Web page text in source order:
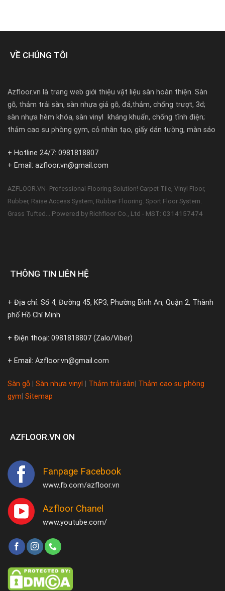
VỀ CHÚNG TÔI
Azfloor.vn là trang web giới thiệu vật liệu sàn hoàn thiện. Sàn
gỗ, thảm trải sàn, sàn nhựa giả gỗ, đá,thảm, chống trượt, 3d;
sàn nhựa hèm khóa, sàn vinyl kháng khuẩn, chống tĩnh điện;
thảm cao su phòng gym, cỏ nhân tạo, giấy dán tường, màn sáo
+ Hotline 24/7: 0981818807
+ Email: azfloor.vn@gmail.com
AZFLOOR.VN- Professional Flooring Solution! Carpet Tile, Vinyl Floor,
Rubber, Raise Access System, Rubber Flooring. Sport Floor System.
Grass Tufted... Powered by Richfloor Co., Ltd - MST: 0314157474
THÔNG TIN LIÊN HỆ
+ Địa chỉ: Số 4, Đường 45, KP3, Phường Bình An, Quận 2, Thành
phố Hồ Chí Minh
+ Điện thoại: 0981818807 (Zalo/Viber)
+ Email: Azfloor.vn@gmail.com
Sàn gỗ Sàn nhựa vinyl Thảm trải sàn Thảm cao su phòng
gym Sitemap
AZFLOOR.VN ON
Fanpage Facebook
www.fb.com/azfloor.vn
Azfloor Chanel
www.youtube.com/